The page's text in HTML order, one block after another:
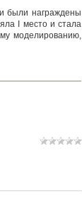
были награждены
I место и стала
моделированию,